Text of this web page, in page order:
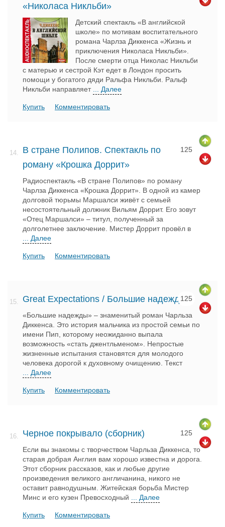
«Николаса Никльби»
Детский спектакль «В английской
школе» по мотивам воспитательного
романа Чарлза Диккенса «Жизнь и
приключения Николаса Никльби».
После смерти отца Николас Никльби
с матерью и сестрой Кэт едет в Лондон просить
помощи у богатого дяди Ральфа Никльби. Ральф
Никльби направляет
... Далее
Купить Комментировать
14.
В стране Полипов. Спектакль по
роману «Крошка Доррит»
125
Радиоспектакль «В стране Полипов» по роману
Чарлза Диккенса «Крошка Доррит». В одной из камер
долговой тюрьмы Маршалси живёт с семьей
несостоятельный должник Вильям Доррит. Его зовут
«Отец Маршалси» – титул, полученный за
долголетнее заключение. Мистер Доррит провёл в
... Далее
Купить Комментировать
15. Great Expectations / Большие надежды125
«Большие надежды» – знаменитый роман Чарльза
Диккенса. Это история мальчика из простой семьи по
имени Пип, которому неожиданно выпала
возможность «стать джентльменом». Непростые
жизненные испытания становятся для молодого
человека дорогой к духовному очищению. Текст
... Далее
Купить Комментировать
16. Черное покрывало (сборник) 125
Если вы знакомы с творчеством Чарльза Диккенса, то
старая добрая Англия вам хорошо известна и дорога.
Этот сборник рассказов, как и любые другие
произведения великого англичанина, никого не
оставит равнодушным. Житейская борьба Мистер
Минс и его кузен Превосходный
... Далее
Купить Комментировать